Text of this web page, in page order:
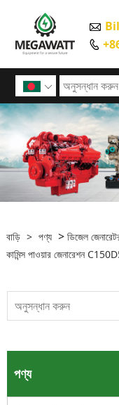



বাড়ি > পণ্য > ডিজেল
কামিন্স পাওয়ার জেনারেশন
পণ্য